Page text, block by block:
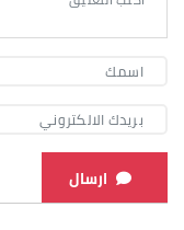
ارسال